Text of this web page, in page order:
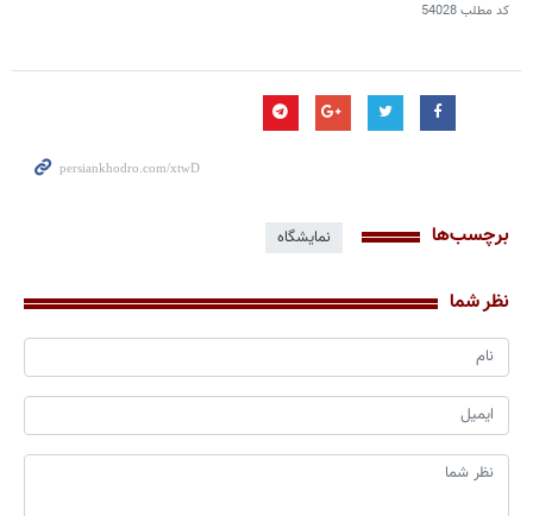
کد مطلب54028
برچسب‌ها نمایشگاه
نظر شما